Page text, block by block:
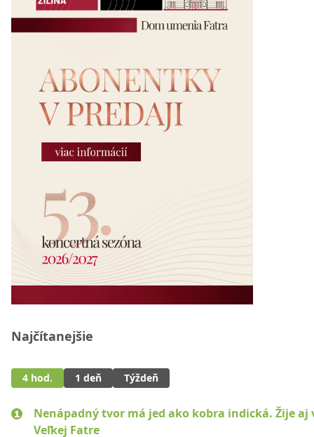
Najčítanejšie
4 hod. 1 deň Týždeň
Nenápadný tvor má jed ako kobra indická. Žije aj
Veľkej Fatre